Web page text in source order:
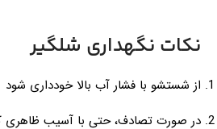
نکات نگهداری شلگیر
از شستشو با فشار آب بالا خودداری شود
در صورت تصادف، حتی با آسیب ظاهری